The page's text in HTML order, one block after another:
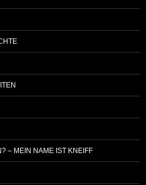
– MEIN NAME IST KNEIFF